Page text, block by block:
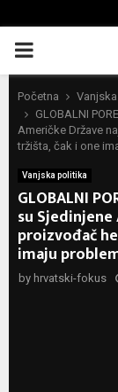
PRIMARY
MENU
Početna
GLOBALNI
Američke Države
tržišta, čak i one
Vanjska politika
GLOBALNI
su
proizvođač
imaju
by hrvatski-fokus